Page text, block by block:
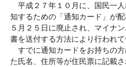
平成２７年１０月に、国民一
知するための「通知カード」が
５月２５日に廃止され、マイナ
書を送付する方法により行われて
すでに通知カードをお持ちの
た氏名、住所等が住民票に記載